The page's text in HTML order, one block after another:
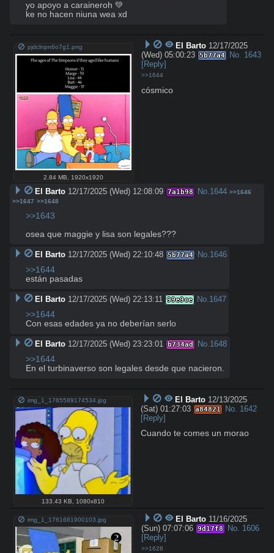
yo apoyo a caraineroh 💚
ke no hacen niuna wea xd
pjdclnpn6o7g1.png
2.84 MB 1920x1920
El Barto 12/17/2025
(Wed) 05:00:23 5b77a4 No. 1643
[Reply]
>>1644
cósmico
El Barto 12/17/2025 (Wed) 12:08:09 7a1b98 No. 1644 >>1646
>>1647 >>1648
>>1643
osea que maggie y lisa son legales???
El Barto 12/17/2025 (Wed) 22:10:48 5b77a4 No. 1646
>>1644
están pasadas
El Barto 12/17/2025 (Wed) 22:13:11 99e9ce No. 1647
>>1644
Con esas edades ya no deberían serlo
El Barto 12/17/2025 (Wed) 23:23:01 b734ad No. 1648
>>1644
En el turbinaverso son legales desde que nacieron.
img_1_1765589174534.jpg
133.43 KB 1080x810
El Barto 12/13/2025
(Sat) 01:27:03 a84821 No. 1642
[Reply]
Cuando te comes un morao
img_1_1761681900103.jpg El Barto 11/16/2025
(Sun) 07:07:06 9d17f8 No. 1606
[Reply]
>>1628